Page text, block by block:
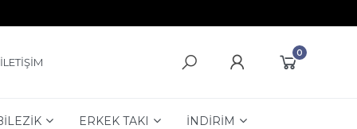
İLETİŞİM
0
ERKEK TAKI İNDİRİM